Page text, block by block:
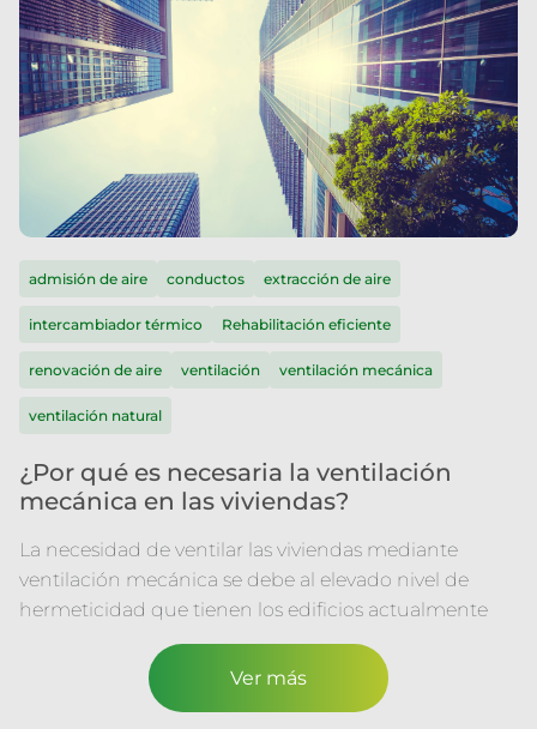
admisión de aire conductos extracción de aire
intercambiador térmico Rehabilitación eficiente
renovación de aire ventilación ventilación mecánica
ventilación natural
¿Por qué es necesaria la ventilación
mecánica en las viviendas?
La necesidad de ventilar las viviendas mediante
ventilación mecánica se debe al elevado nivel de
hermeticidad que tienen los edificios actualmente
Ver más